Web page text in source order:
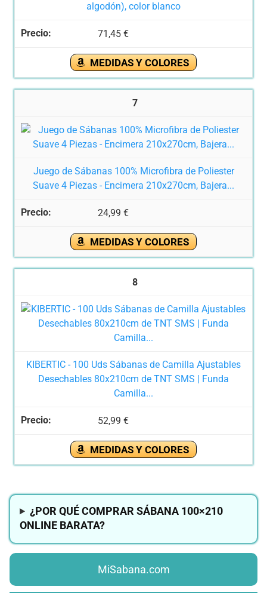
algodón), color blanco
71,45 €
MEDIDAS Y COLORES
7
Juego de Sábanas 100% Microfibra de Poliester
Suave 4 Piezas - Encimera 210x270cm, Bajera...
24,99 €
MEDIDAS Y COLORES
8
KIBERTIC - 100 Uds Sábanas de Camilla Ajustables
Desechables 80x210cm de TNT SMS | Funda
Camilla...
52,99 €
MEDIDAS Y COLORES
¿POR QUÉ COMPRAR SÁBANA 100×210
ONLINE BARATA?
MiSabana.com